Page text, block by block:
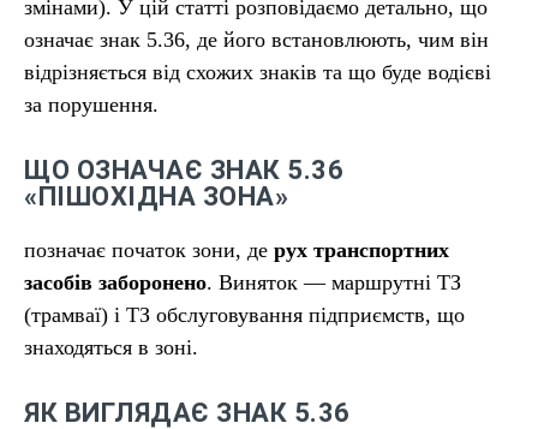
змінами). У цій статті розповідаємо детально, що
означає знак 5.36, де його встановлюють, чим він
відрізняється від схожих знаків та що буде водієві
за порушення.
ЩО ОЗНАЧАЄ ЗНАК 5.36
«ПІШОХІДНА ЗОНА»
позначає початок зони, де рух транспортних
засобів заборонено. Виняток — маршрутні ТЗ
(трамваї) і ТЗ обслуговування підприємств, що
знаходяться в зоні.
ЯК ВИГЛЯДАЄ ЗНАК 5.36